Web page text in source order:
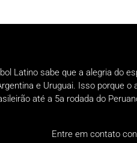
Latino sabe que a alegria do
e Uruguai. Isso porque
até a 5a rodada do
Entre em contato